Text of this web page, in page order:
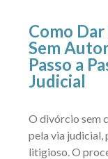
Como
Sem
Passo a
Judicial
O divórcio sem
pela via judicial,
litigioso. O